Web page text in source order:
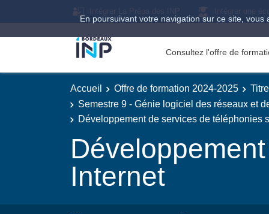
En poursuivant votre navigation sur ce site,
Intégrer La Prépa des INP Intégrer une
Consultez l'offre de
Accueil Offre de formation 2024-2025
Semestre 9 - Génie logiciel des réseaux et
Développement de services de téléphonies
Internet